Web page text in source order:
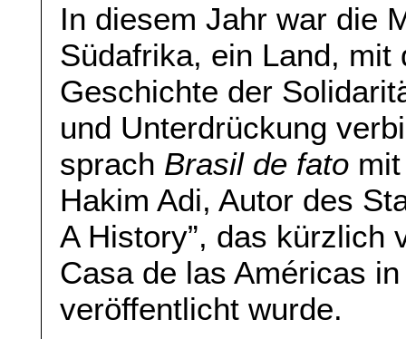
In diesem Jahr war die
Südafrika, ein Land, mit
Geschichte der
und Unterdrückung
sprach Brasil de fato
Hakim Adi, Autor des
A History”, das kürzlich
Casa de las Américas
veröffentlicht wurde.